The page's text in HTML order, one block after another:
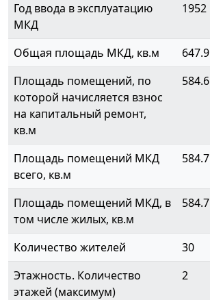
Год ввода в эксплуатацию
МКД
1952
Общая площадь МКД, кв.м
647.9
Площадь помещений, по
которой начисляется взнос
на капитальный ремонт,
кв.м
584.6
Площадь помещений МКД
всего, кв.м
584.7
Площадь помещений МКД, в
том числе жилых, кв.м
584.7
Количество жителей
30
Этажность. Количество
этажей (максимум)
2